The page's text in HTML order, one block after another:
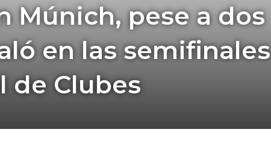
Múnich, pese a dos
en las semifinales
de Clubes